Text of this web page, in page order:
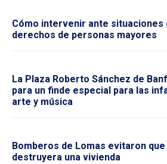
Cómo intervenir ante situaciones
derechos de personas mayores
La Plaza Roberto Sánchez de
para un finde especial para las
arte y música
Bomberos de Lomas evitaron que
destruyera una vivienda